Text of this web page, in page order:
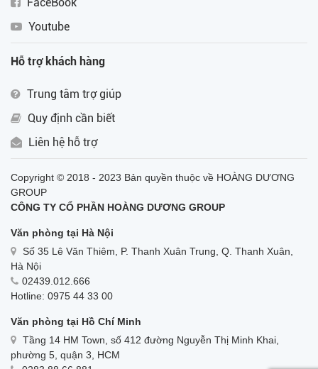
Youtube
Hỗ trợ khách hàng
Trung tâm trợ giúp
Quy định cần biết
Liên hệ hỗ trợ
Copyright © 2018 - 2023 Bản quyền thuộc về HOÀNG DƯƠNG
GROUP
CÔNG TY CỔ PHẦN HOÀNG DƯƠNG GROUP
Văn phòng tại Hà Nội
Số 35 Lê Văn Thiêm, P. Thanh Xuân Trung, Q. Thanh Xuân,
Hà Nội
02439.012.666
Hotline: 0975 44 33 00
Văn phòng tại Hồ Chí Minh
Tầng 14 HM Town, số 412 đường Nguyễn Thị Minh Khai,
phường 5, quận 3, HCM